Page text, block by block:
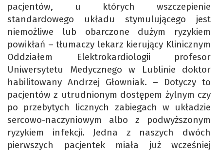
pacjentów, u których wszczepienie
standardowego układu stymulującego jest
niemożliwe lub obarczone dużym ryzykiem
powikłań – tłumaczy lekarz kierujący Klinicznym
Oddziałem Elektrokardiologii profesor
Uniwersytetu Medycznego w Lublinie doktor
habilitowany Andrzej Głowniak. – Dotyczy to
pacjentów z utrudnionym dostępem żylnym czy
po przebytych licznych zabiegach w układzie
sercowo-naczyniowym albo z podwyższonym
ryzykiem infekcji. Jedna z naszych dwóch
pierwszych pacjentek miała już wcześniej